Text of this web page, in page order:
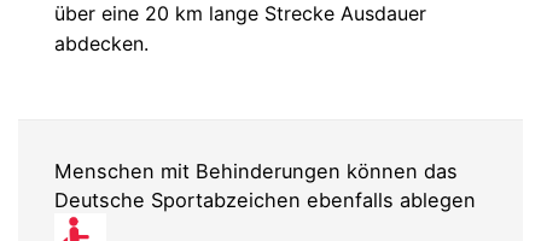
über eine 20 km lange Strecke Ausdauer
abdecken.
Menschen mit Behinderungen können das
Deutsche Sportabzeichen ebenfalls ablegen